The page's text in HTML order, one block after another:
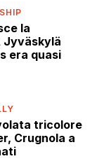
la
Jyväskylä
era quasi
tricolore
Crugnola a